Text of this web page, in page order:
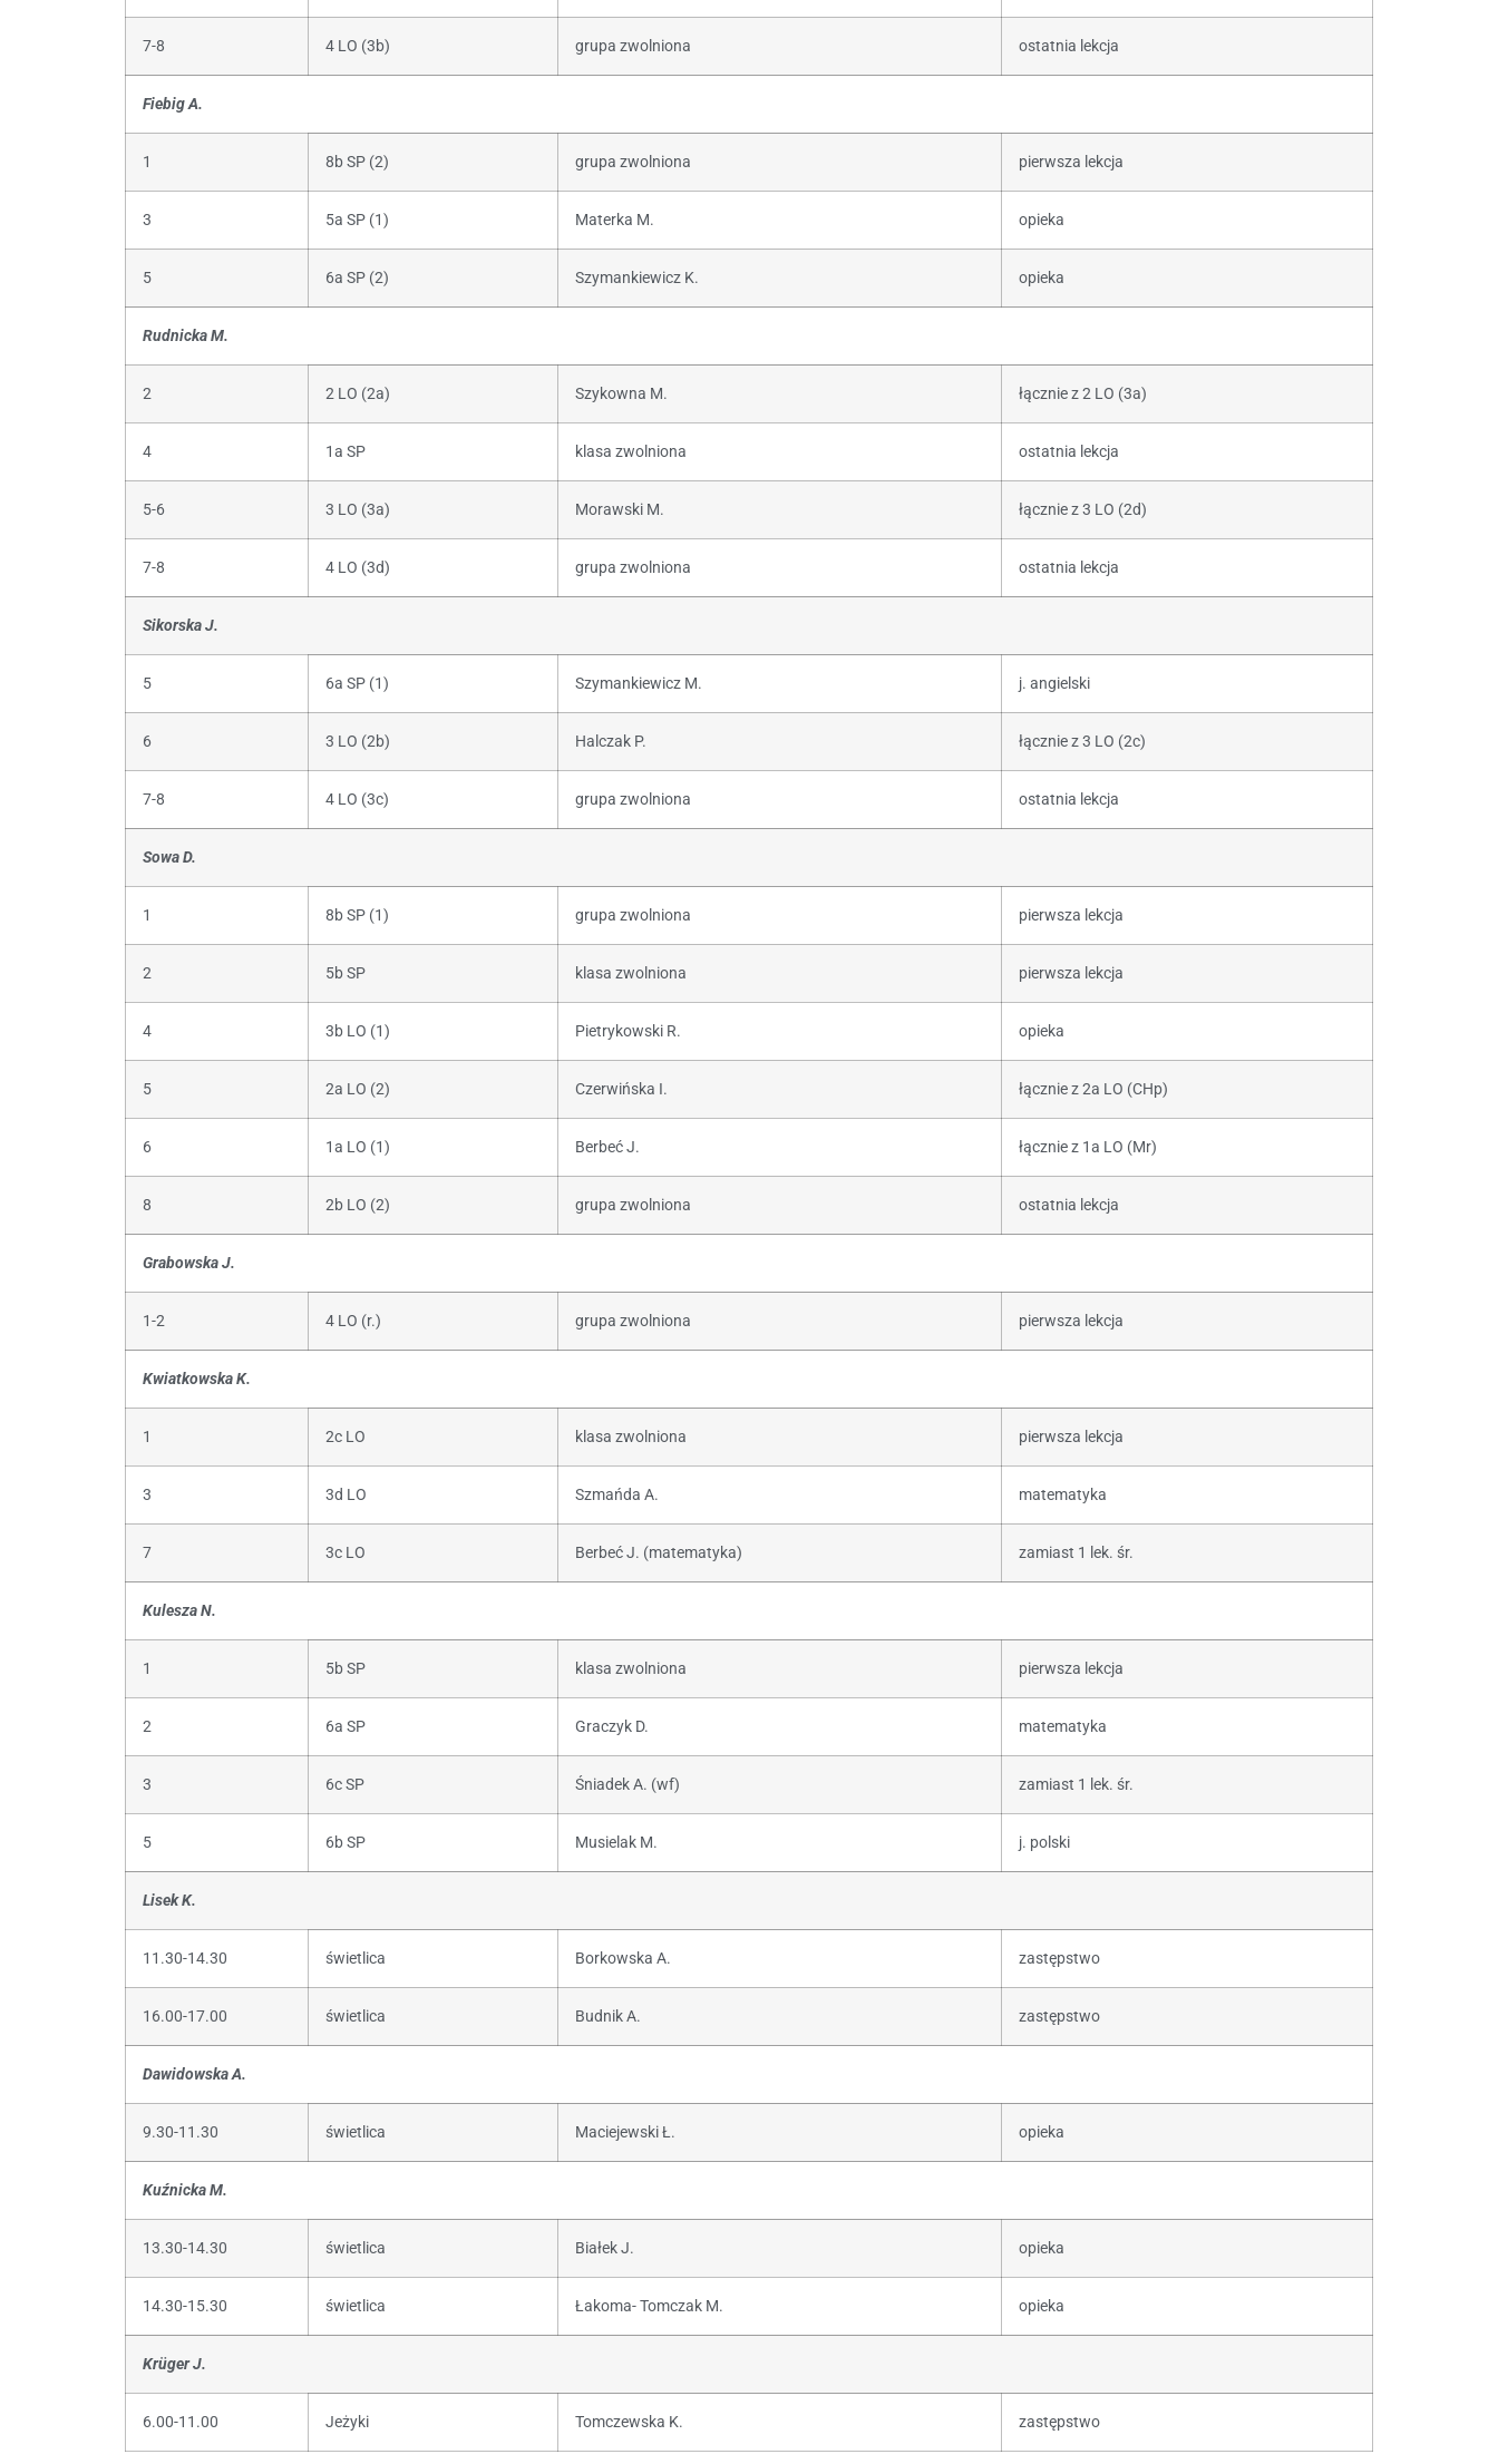
7-8 4 LO (3b) grupa zwolniona ostatnia lekcja
Fiebig A.
1 8b SP (2) grupa zwolniona pierwsza lekcja
3 5a SP (1) Materka M. opieka
5 6a SP (2) Szymankiewicz K. opieka
Rudnicka M.
2 2 LO (2a) Szykowna M. łącznie z 2 LO (3a)
4 1a SP klasa zwolniona ostatnia lekcja
5-6 3 LO (3a) Morawski M. łącznie z 3 LO (2d)
7-8 4 LO (3d) grupa zwolniona ostatnia lekcja
Sikorska J.
5 6a SP (1) Szymankiewicz M. j. angielski
6 3 LO (2b) Halczak P. łącznie z 3 LO (2c)
7-8 4 LO (3c) grupa zwolniona ostatnia lekcja
Sowa D.
1 8b SP (1) grupa zwolniona pierwsza lekcja
2 5b SP klasa zwolniona pierwsza lekcja
4 3b LO (1) Pietrykowski R. opieka
5 2a LO (2) Czerwińska I. łącznie z 2a LO (CHp)
6 1a LO (1) Berbeć J. łącznie z 1a LO (Mr)
8 2b LO (2) grupa zwolniona ostatnia lekcja
Grabowska J.
1-2 4 LO (r.) grupa zwolniona pierwsza lekcja
Kwiatkowska K.
1 2c LO klasa zwolniona pierwsza lekcja
3 3d LO Szmańda A. matematyka
7 3c LO Berbeć J. (matematyka) zamiast 1 lek. śr.
Kulesza N.
1 5b SP klasa zwolniona pierwsza lekcja
2 6a SP Graczyk D. matematyka
3 6c SP Śniadek A. (wf) zamiast 1 lek. śr.
5 6b SP Musielak M. j. polski
Lisek K.
11.30-14.30 świetlica Borkowska A. zastępstwo
16.00-17.00 świetlica Budnik A. zastępstwo
Dawidowska A.
9.30-11.30 świetlica Maciejewski Ł. opieka
Kuźnicka M.
13.30-14.30 świetlica Białek J. opieka
14.30-15.30 świetlica Łakoma- Tomczak M. opieka
Krüger J.
6.00-11.00 Jeżyki Tomczewska K. zastępstwo